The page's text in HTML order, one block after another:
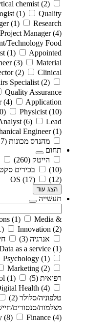
chemist (2)
(1)
Quality
(1)
Research
Manager (4)
Technology Food
(1)
Appointed
(3)
Material
(2)
Clinical
Specialist (2)
Quality Assurance
(4)
Application
Physicist (10)
(6)
Lead
Engineer (1)
מהנדס מכונות (17)
תחום
הייטק (260)
(10)
בכירים
(12)
OS (17)
הצג עוד
תעשייה
(1)
Media &
Innovation (2)
אנרגיה (3)
as a service (1)
Psychology (1)
Marketing (2)
רפואית (5)
(1)
Health (4)
טלפוניה/סלולר (2)
מצלמות/סנסורים/
(8) Finance (4)